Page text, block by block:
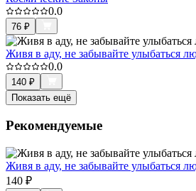
0.0
76 ₽
Живя в аду, не забывайте улыбаться
0.0
140 ₽
Показать ещё
Рекомендуемые
Живя в аду, не забывайте улыбаться
140 ₽